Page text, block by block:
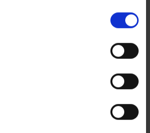
il proprio consenso in qualsiasi
sui cookie o facendo clic
informazioni sulla tua posizione
un'approssimazione di qualche
il tuo dispositivo, scansionandolo